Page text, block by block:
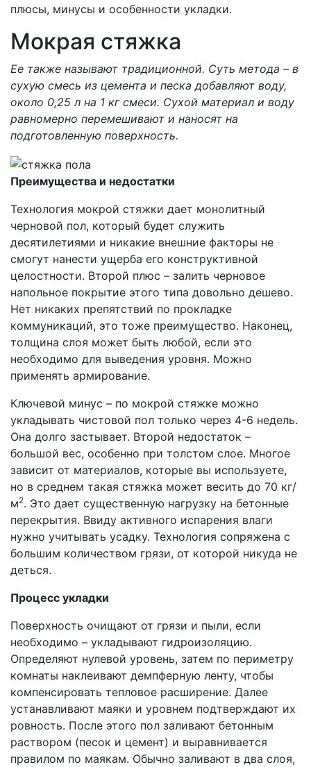
плюсы, минусы и особенности укладки.
Мокрая стяжка
Ее также называют традиционной. Суть метода – в
сухую смесь из цемента и песка добавляют воду,
около 0,25 л на 1 кг смеси. Сухой материал и воду
равномерно перемешивают и наносят на
подготовленную поверхность.
Преимущества и недостатки
Технология мокрой стяжки дает монолитный
черновой пол, который будет служить
десятилетиями и никакие внешние факторы не
смогут нанести ущерба его конструктивной
целостности. Второй плюс – залить черновое
напольное покрытие этого типа довольно дешево.
Нет никаких препятствий по прокладке
коммуникаций, это тоже преимущество. Наконец,
толщина слоя может быть любой, если это
необходимо для выведения уровня. Можно
применять армирование.
Ключевой минус – по мокрой стяжке можно
укладывать чистовой пол только через 4-6 недель.
Она долго застывает. Второй недостаток –
большой вес, особенно при толстом слое. Многое
зависит от материалов, которые вы используете,
но в среднем такая стяжка может весить до 70 кг/
м2. Это дает существенную нагрузку на бетонные
перекрытия. Ввиду активного испарения влаги
нужно учитывать усадку. Технология сопряжена с
большим количеством грязи, от которой никуда не
деться.
Процесс укладки
Поверхность очищают от грязи и пыли, если
необходимо – укладывают гидроизоляцию.
Определяют нулевой уровень, затем по периметру
комнаты наклеивают демпферную ленту, чтобы
компенсировать тепловое расширение. Далее
устанавливают маяки и уровнем подтверждают их
ровность. После этого пол заливают бетонным
раствором (песок и цемент) и выравнивается
правилом по маякам. Обычно заливают в два слоя,